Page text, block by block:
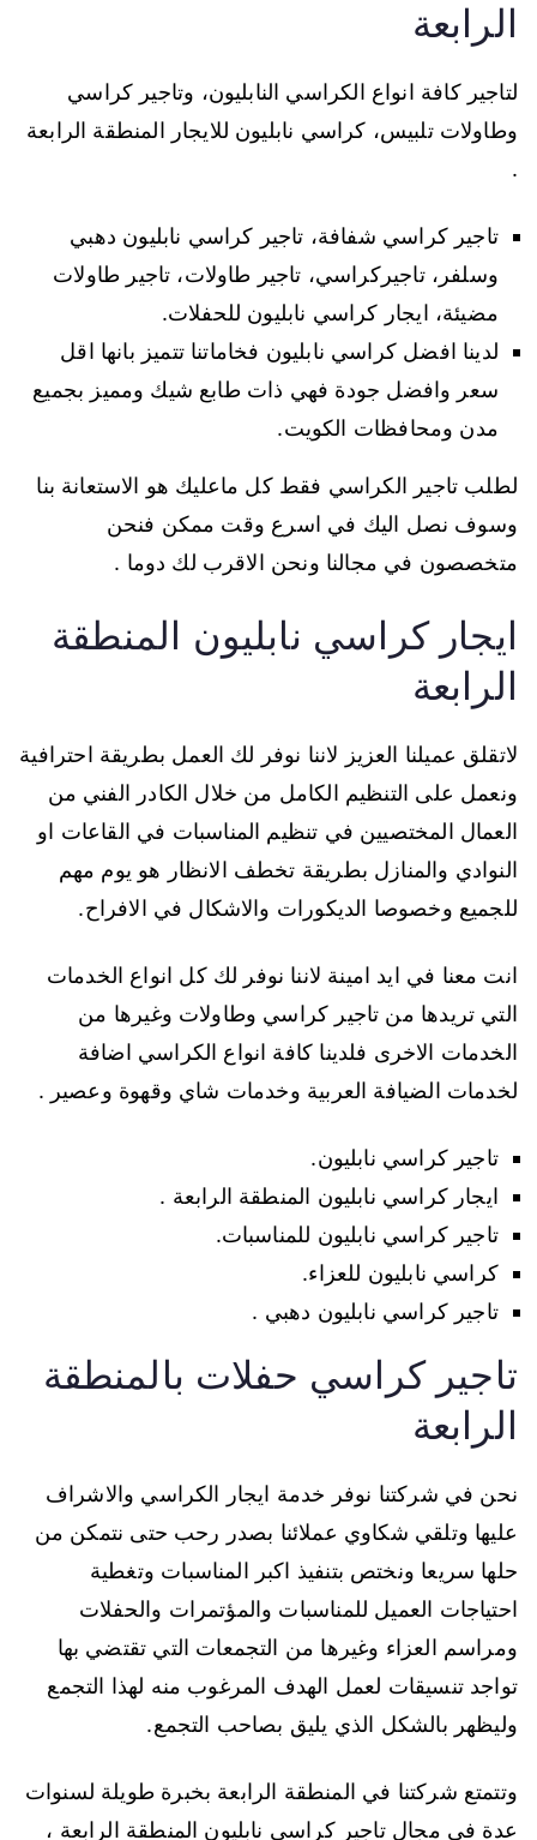
الرابعة
لتاجير كافة انواع الكراسي النابليون، وتاجير كراسي
وطاولات تلبيس، كراسي نابليون للايجار المنطقة الرابعة
.
تاجير كراسي شفافة، تاجير كراسي نابليون دهبي
وسلفر، تاجيركراسي، تاجير طاولات، تاجير طاولات
مضيئة، ايجار كراسي نابليون للحفلات.
لدينا افضل كراسي نابليون فخاماتنا تتميز بانها اقل
سعر وافضل جودة فهي ذات طابع شيك ومميز بجميع
مدن ومحافظات الكويت.
لطلب تاجير الكراسي فقط كل ماعليك هو الاستعانة بنا
وسوف نصل اليك في اسرع وقت ممكن فنحن
متخصصون في مجالنا ونحن الاقرب لك دوما .
ايجار كراسي نابليون المنطقة
الرابعة
لاتقلق عميلنا العزيز لاننا نوفر لك العمل بطريقة احترافية
ونعمل على التنظيم الكامل من خلال الكادر الفني من
العمال المختصيين في تنظيم المناسبات في القاعات او
النوادي والمنازل بطريقة تخطف الانظار هو يوم مهم
للجميع وخصوصا الديكورات والاشكال في الافراح.
انت معنا في ايد امينة لاننا نوفر لك كل انواع الخدمات
التي تريدها من تاجير كراسي وطاولات وغيرها من
الخدمات الاخرى فلدينا كافة انواع الكراسي اضافة
لخدمات الضيافة العربية وخدمات شاي وقهوة وعصير .
تاجير كراسي نابليون.
ايجار كراسي نابليون المنطقة الرابعة .
تاجير كراسي نابليون للمناسبات.
كراسي نابليون للعزاء.
تاجير كراسي نابليون دهبي .
تاجير كراسي حفلات بالمنطقة
الرابعة
نحن في شركتنا نوفر خدمة ايجار الكراسي والاشراف
عليها وتلقي شكاوي عملائنا بصدر رحب حتى نتمكن من
حلها سريعا ونختص بتنفيذ اكبر المناسبات وتغطية
احتياجات العميل للمناسبات والمؤتمرات والحفلات
ومراسم العزاء وغيرها من التجمعات التي تقتضي بها
تواجد تنسيقات لعمل الهدف المرغوب منه لهذا التجمع
وليظهر بالشكل الذي يليق بصاحب التجمع.
وتتمتع شركتنا في المنطقة الرابعة بخبرة طويلة لسنوات
عدة في مجال تاجير كراسي نابليون المنطقة الرابعة ،